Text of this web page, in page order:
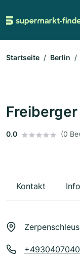
Startseite Berlin
0.0 (0
Kontakt Info
+4930407040